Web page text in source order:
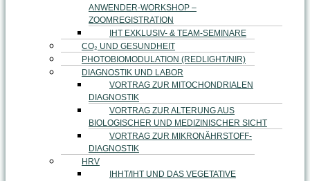
ANWENDER-WORKSHOP –
ZOOMREGISTRATION
IHT EXKLUSIV- & TEAM-SEMINARE
CO₂ UND GESUNDHEIT
PHOTOBIOMODULATION (REDLIGHT/NIR)
DIAGNOSTIK UND LABOR
VORTRAG ZUR MITOCHONDRIALEN
DIAGNOSTIK
VORTRAG ZUR ALTERUNG AUS
BIOLOGISCHER UND MEDIZINISCHER SICHT
VORTRAG ZUR MIKRONÄHRSTOFF-
DIAGNOSTIK
HRV
IHHT/IHT UND DAS VEGETATIVE